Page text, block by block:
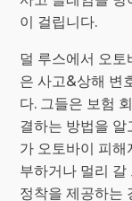
이 걸립니다.
덜 루스에서 오
은 사고&상해 변
다. 그들은 보험
결하는 방법을 알
가 오토바이 피해
부하거나 멀리 갈
정착을 제공하는